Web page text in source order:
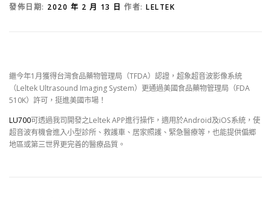
發佈日期: 2020 年 2 月 13 日 作者: LELTEK
繼今年1月獲得台灣食品藥物管理局（TFDA）認證，超象超音波影像系統
（Leltek Ultrasound Imaging System）更通過美國食品藥物管理局（FDA
510K）許可，挺進美國市場！
LU700可透過我司開發之Leltek APP進行操作，適用於Android及iOS系統，使
超音波有機會進入小型診所、救護車、居家照護、緊急醫療等，也能提供偏郷
地區或第三世界更完善的醫療品質。